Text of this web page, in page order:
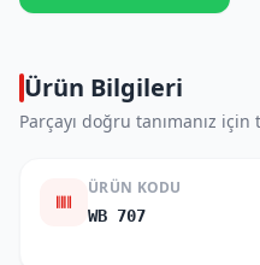
Ürün Bilgileri
Parçayı doğru tanımanız
ÜRÜN KODU
WB 707